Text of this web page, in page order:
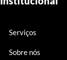
Serviços
Sobre nós